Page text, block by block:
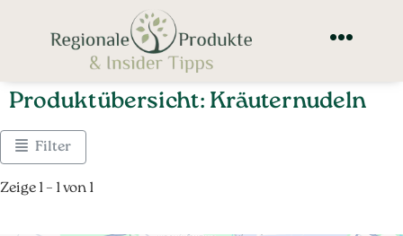
Produktübersicht: Kräuternudeln
Filter
Zeige 1 – 1 von 1